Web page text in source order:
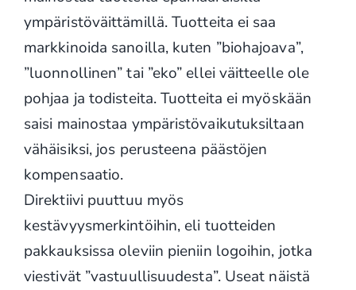
ympäristöväittämillä. Tuotteita ei saa
markkinoida sanoilla, kuten ”biohajoava”,
”luonnollinen” tai ”eko” ellei väitteelle ole
pohjaa ja todisteita. Tuotteita ei myöskään
saisi mainostaa ympäristövaikutuksiltaan
vähäisiksi, jos perusteena päästöjen
kompensaatio.
Direktiivi puuttuu myös
kestävyysmerkintöihin, eli tuotteiden
pakkauksissa oleviin pieniin logoihin, jotka
viestivät ”vastuullisuudesta”. Useat näistä